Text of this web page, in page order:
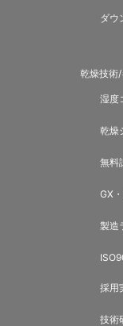
ダウ
乾燥技術
湿度
乾燥
無料
GX
製造
採用
技術